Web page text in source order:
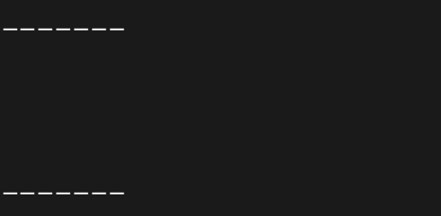
ーーーーーー
ーーーーーー